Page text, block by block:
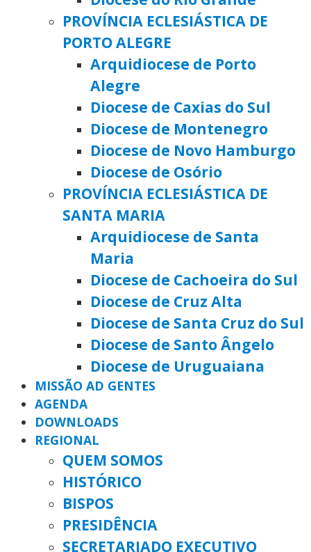
PROVÍNCIA ECLESIÁSTICA DE
PORTO ALEGRE
Arquidiocese de Porto
Alegre
Diocese de Caxias do Sul
Diocese de Montenegro
Diocese de Novo Hamburgo
Diocese de Osório
PROVÍNCIA ECLESIÁSTICA DE
SANTA MARIA
Arquidiocese de Santa
Maria
Diocese de Cachoeira do Sul
Diocese de Cruz Alta
Diocese de Santa Cruz do Sul
Diocese de Santo Ângelo
Diocese de Uruguaiana
MISSÃO AD GENTES
AGENDA
DOWNLOADS
REGIONAL
QUEM SOMOS
HISTÓRICO
BISPOS
PRESIDÊNCIA
SECRETARIADO EXECUTIVO